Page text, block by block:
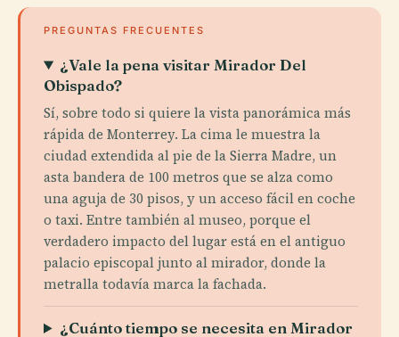
PREGUNTAS FRECUENTES
¿Vale la pena visitar Mirador Del
Obispado?
Sí, sobre todo si quiere la vista panorámica más
rápida de Monterrey. La cima le muestra la
ciudad extendida al pie de la Sierra Madre, un
asta bandera de 100 metros que se alza como
una aguja de 30 pisos, y un acceso fácil en coche
o taxi. Entre también al museo, porque el
verdadero impacto del lugar está en el antiguo
palacio episcopal junto al mirador, donde la
metralla todavía marca la fachada.
¿Cuánto tiempo se necesita en Mirador